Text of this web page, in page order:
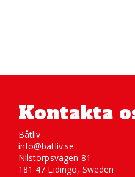
Kontakta
Båtliv
info@batliv.se
Nilstorpsvägen 81
181 47 Lidingö, Sweden